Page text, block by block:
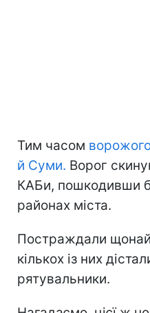
Тим часом
й Суми. Ворог
КАБи, пошкодивши
районах міста.
Постраждали
кількох із них
рятувальники.